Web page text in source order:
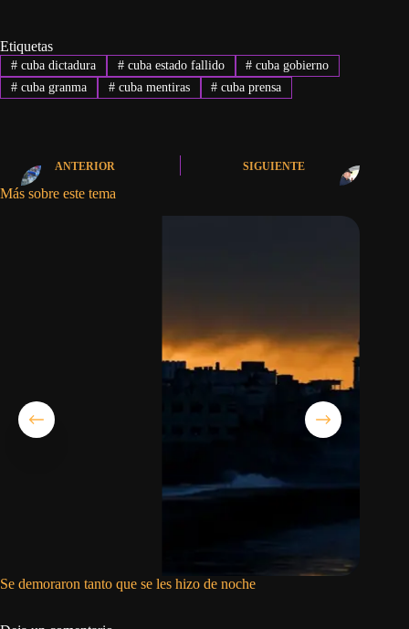
Etiquetas
#cuba dictadura #cuba estado fallido # cuba gobierno
#cuba granma #cuba mentiras # cuba prensa
ANTERIOR SIGUIENTE
Más sobre este tema
Se demoraron tanto que se les hizo de noche